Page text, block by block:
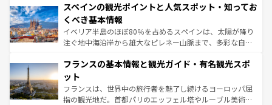
ろん、トスカーナの美しい田園風景やアマルフィ海岸の絶
景など、自然景観も見逃せない。観光の合間には、本場の
ピザやパスタなど、絶品のイタリア料理を堪能することも
できる。朝目覚めてから夜眠るまで、すべての瞬間を楽し
なお、新着のイタリア情報はコンテンツ一覧を参照してほ
しい。
スペインの観光ポイントと人気スポット・知ってお
くべき基本情報
イベリア半島のほぼ80％を占めるスペインは、太陽が降り
注ぐ地中海沿岸から雄大なピレネー山脈まで、多彩な自然
文化が根付くこの国では、情熱的なフラメンコ、熱気あふ
れる闘牛、そして美味しいタパスが生活の一部となってい
る。首都マドリードの洗練された雰囲気や、バルセロナの
アートに溢れた街角から、地方では古代ローマ遺跡や中世
フランスの基本情報と観光ガイド・有名観光スポ
ット
フランスは、世界中の旅行者を魅了し続けるヨーロッパ屈
指の観光地だ。首都パリのエッフェル塔やルーブル美術館